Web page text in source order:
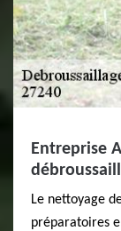
Entreprise
Le nettoyage
préparatoires